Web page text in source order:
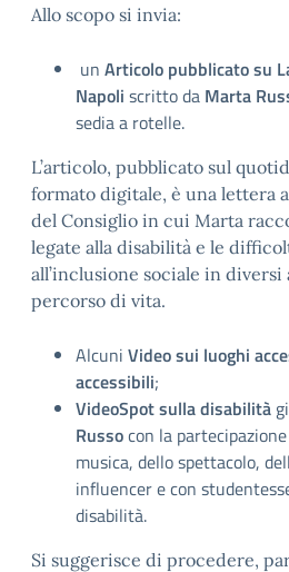
Allo scopo si invia:
un Articolo pubblicato su
Napoli scritto da Marta
sedia a rotelle.
L’articolo, pubblicato sul
formato digitale, è una lettera
del Consiglio in cui Marta
legate alla disabilità e le
all’inclusione sociale in
percorso di vita.
Alcuni Video sui luoghi
accessibili;
VideoSpot sulla disabilità
Russocon la
musica, dello spettacolo,
influencer e con
disabilità.
Si suggerisce di procedere,